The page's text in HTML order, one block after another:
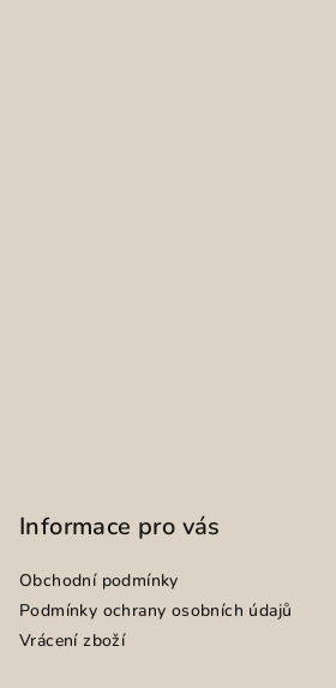
Informace pro vás
Obchodní podmínky
Podmínky ochrany osobních údajů
Vrácení zboží